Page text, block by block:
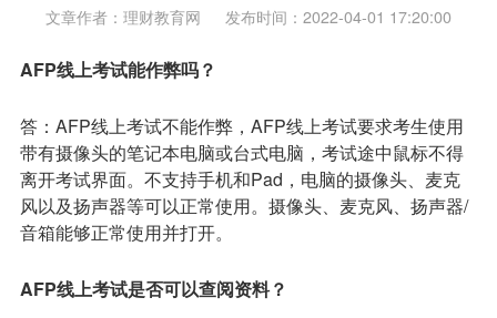
文章作者：理财教育网 发布时间：2022-04-01 17:20:00
AFP线上考试能作弊吗？
答：AFP线上考试不能作弊，AFP线上考试要求考生使用
带有摄像头的笔记本电脑或台式电脑，考试途中鼠标不得
离开考试界面。不支持手机和Pad，电脑的摄像头、麦克
风以及扬声器等可以正常使用。摄像头、麦克风、扬声器/
音箱能够正常使用并打开。
AFP线上考试是否可以查阅资料？